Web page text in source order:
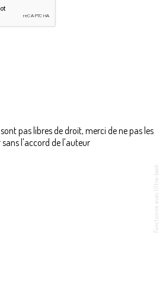
pas libres de droit, merci de ne pas les
sans l'accord de l'auteur
Fonctionne avec Ultra-book